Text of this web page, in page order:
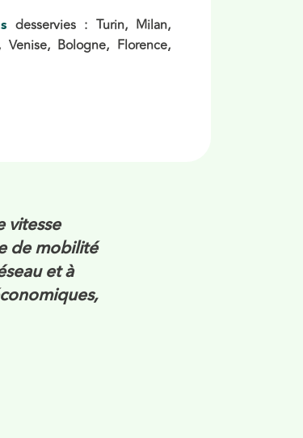
desservies : Turin, Milan,
Venise, Bologne, Florence,
vitesse
de mobilité
et à